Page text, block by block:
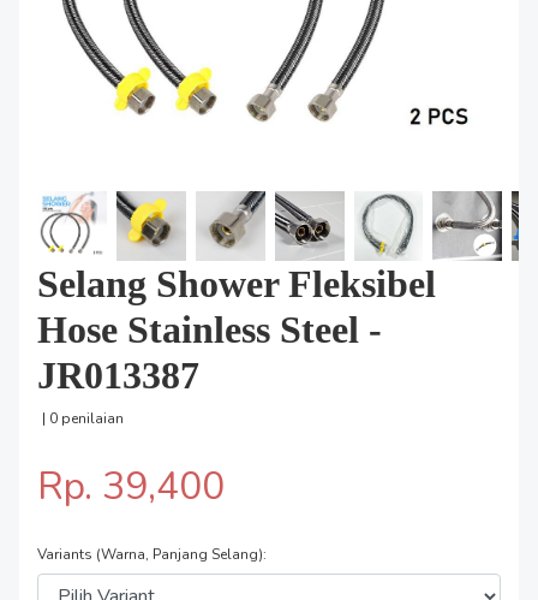
Selang Shower Fleksibel
Hose Stainless Steel -
JR013387
| 0 penilaian
Rp. 39,400
Variants (Warna, Panjang Selang):